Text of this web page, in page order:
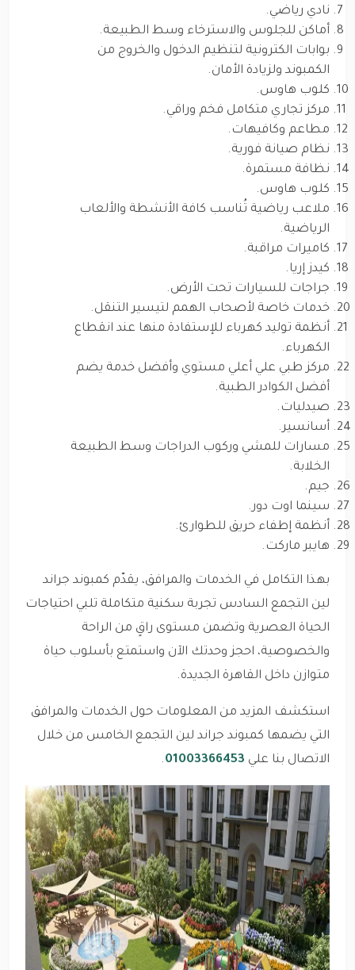
نادي رياضي.
أماكن للجلوس والاسترخاء وسط الطبيعة.
بوابات الكترونية لتنظيم الدخول والخروج من
الكمبوند ولزيادة الأمان.
كلوب هاوس.
مركز تجاري متكامل فخم وراقي.
مطاعم وكافيهات.
نظام صيانة فورية.
نظافة مستمرة.
كلوب هاوس.
ملاعب رياضية تُناسب كافة الأنشطة والألعاب
الرياضية.
كاميرات مراقبة.
كيدز إريا.
جراجات للسيارات تحت الأرض.
خدمات خاصة لأصحاب الهمم لتيسير التنقل.
أنظمة توليد كهرباء للإستفادة منها عند انقطاع
الكهرباء.
مركز طبي علي أعلي مستوي وأفضل خدمة يضم
أفضل الكوادر الطبية.
صيدليات.
أسانسير.
مسارات للمشي وركوب الدراجات وسط الطبيعة
الخلابة.
جيم.
سينما اوت دور.
أنظمة إطفاء حريق للطوارئ.
هايبر ماركت.
بهذا التكامل في الخدمات والمرافق، يقدّم كمبوند جراند
لين التجمع السادس تجربة سكنية متكاملة تلبي احتياجات
الحياة العصرية وتضمن مستوى راقٍ من الراحة
والخصوصية، احجز وحدتك الآن واستمتع بأسلوب حياة
متوازن داخل القاهرة الجديدة.
استكشف المزيد من المعلومات حول الخدمات والمرافق
التي يضمها كمبوند جراند لين التجمع الخامس من خلال
الاتصال بنا علي 01003366453
.